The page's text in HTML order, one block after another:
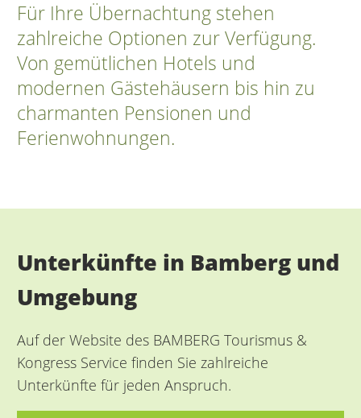
Für Ihre Übernachtung stehen
zahlreiche Optionen zur Verfügung.
Von gemütlichen Hotels und
modernen Gästehäusern bis hin zu
charmanten Pensionen und
Ferienwohnungen.
Unterkünfte in Bamberg und
Umgebung
Auf der Website des BAMBERG Tourismus &
Kongress Service finden Sie zahlreiche
Unterkünfte für jeden Anspruch.